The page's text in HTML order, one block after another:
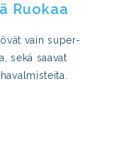
Ruokaa
vain super-
sekä saavat